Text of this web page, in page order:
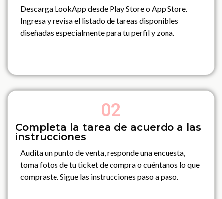
Descarga LookApp desde Play Store o App Store.
Ingresa y revisa el listado de tareas disponibles
diseñadas especialmente para tu perfil y zona.
02
Completa la tarea de acuerdo a las
instrucciones
Audita un punto de venta, responde una encuesta,
toma fotos de tu ticket de compra o cuéntanos lo que
compraste. Sigue las instrucciones paso a paso.